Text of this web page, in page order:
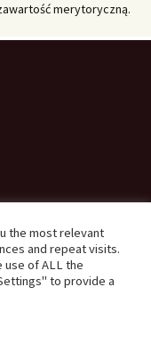
merytoryczną.
the most relevant
and repeat visits.
use of ALL the
to provide a